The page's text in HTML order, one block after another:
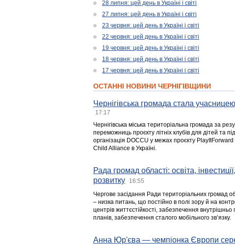
28 липня: цей день в Україні і світі
27 липня: цей день в Україні і світі
23 червня: цей день в Україні і світі
22 червня: цей день в Україні і світі
19 червня: цей день в Україні і світі
18 червня: цей день в Україні і світі
17 червня: цей день в Україні і світі
ОСТАННІ НОВИНИ ЧЕРНІГІВЩИНИ
Чернігівська громада стала
17:17
Чернігівська міська територіальна громада за
переможниць проєкту літніх клубів для дітей та
організація DOCCU у межах проєкту
Child Alliance в Україні.
Рада громад області: освіта,
розвитку
16:55
Чергове засідання Ради територіальних громад
– низка питань, що постійно в полі зору й на
центрів життєстійкості, забезпечення
планів, забезпечення сталого мобільного зв’язку.
Анна Юр'єва — чемпіонка Європи